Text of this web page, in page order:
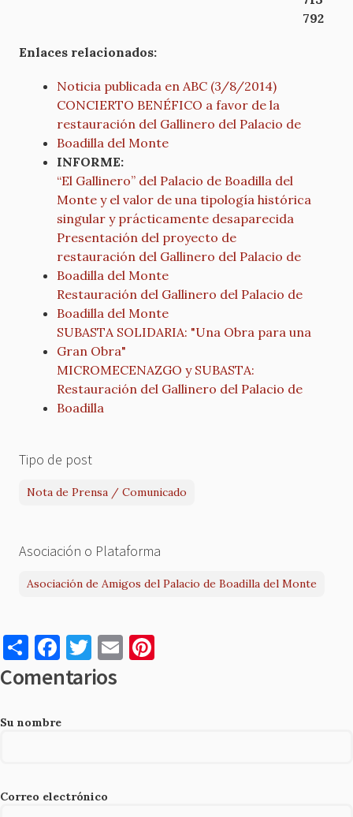
792
Enlaces relacionados:
Noticia publicada en ABC (3/8/2014)
CONCIERTO BENÉFICO a favor de la
restauración del Gallinero del Palacio de
Boadilla del Monte
INFORME:
“El Gallinero” del Palacio de Boadilla del
Monte y el valor de una tipología histórica
singular y prácticamente desaparecida
Presentación del proyecto de
restauración del Gallinero del Palacio de
Boadilla del Monte
Restauración del Gallinero del Palacio de
Boadilla del Monte
SUBASTA SOLIDARIA: "Una Obra para una
Gran Obra"
MICROMECENAZGO y SUBASTA:
Restauración del Gallinero del Palacio de
Boadilla
Tipo de post
Nota de Prensa / Comunicado
Asociación o Plataforma
Asociación de Amigos del Palacio de Boadilla del Monte
S
h
ar
e
F
a
c
e
o
T
w
it
E
m
Comentarios
Su nombre
Correo electrónico